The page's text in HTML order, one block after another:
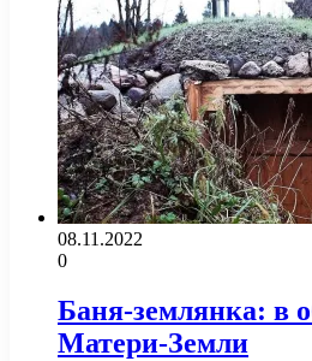
08.11.2022
0
Баня-землянка: в
Матери-Земли